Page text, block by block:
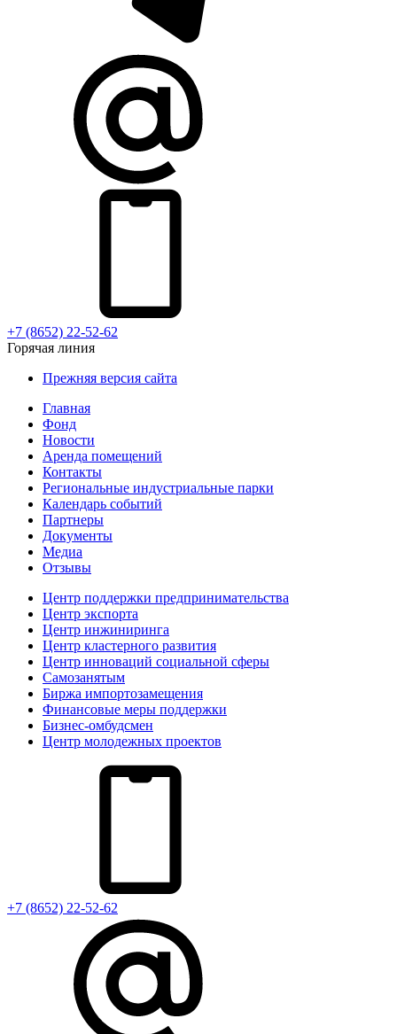
+7 (8652) 22-52-62
Горячая линия
Прежняя версия сайта
Главная
Фонд
Новости
Аренда помещений
Контакты
Региональные индустриальные парки
Календарь событий
Партнеры
Документы
Медиа
Отзывы
Центр поддержки предпринимательства
Центр экспорта
Центр инжиниринга
Центр кластерного развития
Центр инноваций социальной сферы
Cамозанятым
Биржа импортозамещения
Финансовые меры поддержки
Бизнес-омбудсмен
Центр молодежных проектов
+7 (8652) 22-52-62